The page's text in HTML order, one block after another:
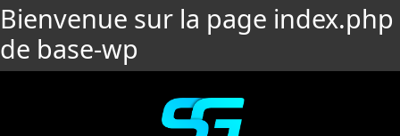
Bienvenue sur la page index.php
de base-wp